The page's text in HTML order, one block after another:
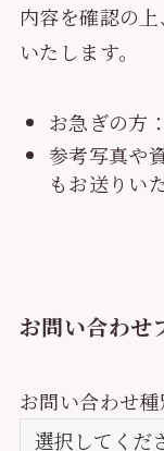
内容を確認の
いたします。
お急ぎの方：
参考写真や
もお送りい
お問い合わせ
お問い合わせ